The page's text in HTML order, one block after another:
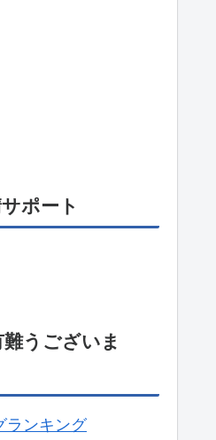
ポート
うございま
ランキング